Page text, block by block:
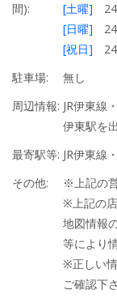
間):
[土曜] 24
[日曜] 24
[祝日] 24
駐車場:
無し
周辺情報: JR伊東線
伊東駅を
最寄駅等: JR伊東線
その他:
※上記の
※上記の
地図情報
等により
※正しい
ご確認下さ